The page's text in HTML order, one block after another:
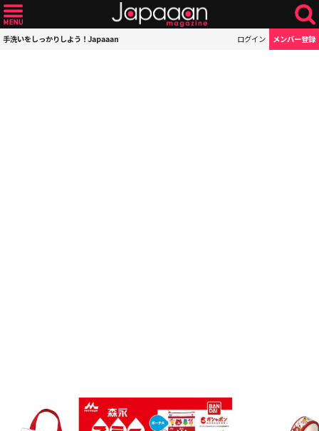
手洗いをしっかりしよう！Japaaan ログイン メンバー登録